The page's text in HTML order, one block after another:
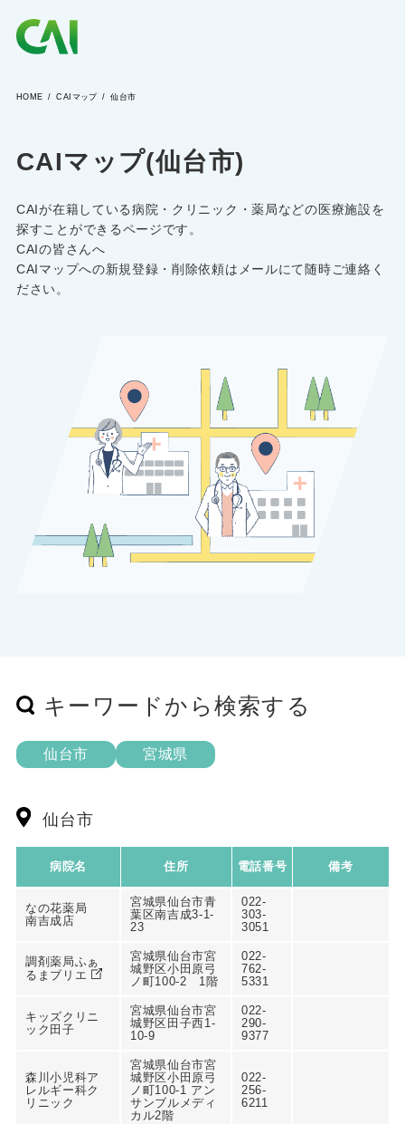
CAIとは
CAIを目指す方へ
CAIの方へ
HOME CAIマップ 仙台市
CAIマップ(仙台市)
CAIが在籍している病院・クリニック・薬局などの医療施設を
探すことができるページです。
CAIの皆さんへ
CAIマップへの新規登録・削除依頼はメールにて随時ご連絡く
ださい。
キーワードから検索する
仙台市 宮城県
仙台市
病院名 住所 電話番号 備考
なの花薬局
南吉成店
宮城県仙台市青
葉区南吉成3-1-
23
022-
303-
3051
調剤薬局ふぁ
るまブリエ
宮城県仙台市宮
城野区小田原弓
ノ町100-2 1階
022-
762-
5331
キッズクリニ
ック田子
宮城県仙台市宮
城野区田子西1-
10-9
022-
290-
9377
森川小児科ア
レルギー科ク
リニック
宮城県仙台市宮
城野区小田原弓
ノ町100-1 アン
サンブルメディ
カル2階
022-
256-
6211